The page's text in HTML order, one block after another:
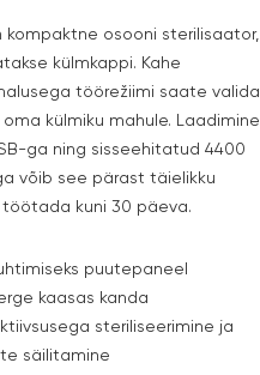
kompaktne osooni sterilisaator,
külmkappi. Kahe
töörežiimi saate valida
külmiku mahule. Laadimine
ga ning sisseehitatud 4400
võib see pärast täielikku
töötada kuni 30 päeva.
puutepaneel
kaasas kanda
steriliseerimine ja
säilitamine